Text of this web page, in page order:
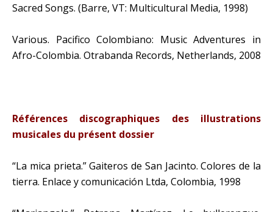
Sacred Songs. (Barre, VT: Multicultural Media, 1998)
Various. Pacifico Colombiano: Music Adventures in
Afro-Colombia. Otrabanda Records, Netherlands, 2008
Références discographiques des illustrations
musicales du présent dossier
“La mica prieta.” Gaiteros de San Jacinto. Colores de la
tierra. Enlace y comunicación Ltda, Colombia, 1998